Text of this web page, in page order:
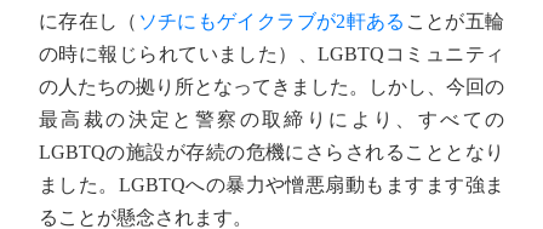
に存在し（ ソチにもゲイクラブが2軒ある ことが五輪
の時に報じられていました）、LGBTQコミュニティ
の人たちの拠り所となってきました。しかし、今回の
最高裁の決定と警察の取締りにより、すべての
LGBTQの施設が存続の危機にさらされることとなり
ました。LGBTQへの暴力や憎悪扇動もますます強ま
ることが懸念されます。